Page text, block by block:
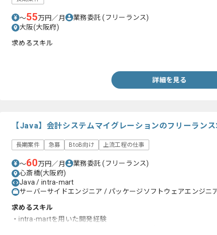
〜55万円／月 業務委託(フリーランス)
大阪(大阪府)
求めるスキル
詳細を見る
【Java】会計システムマイグレーションのフリーラン
長期案件 急募 BtoB向け 上流工程の仕事
〜60万円／月 業務委託(フリーランス)
心斎橋(大阪府)
Java / intra-mart
サーバーサイドエンジニア / パッケージソフトウェアエンジニ
求めるスキル
・intra-martを用いた開発経験